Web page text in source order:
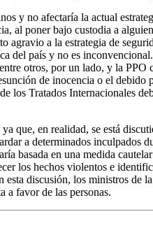
y no afectaría la actual
al poner bajo custodia a
agravio a la estrategia de
del país y no es
otros, por un lado, y la
de inocencia o el
Tratados Internacionales
que, en realidad, se está
a determinados inculpados
basada en una medida
los hechos violentos e
discusión, los ministros de
a favor de las personas.